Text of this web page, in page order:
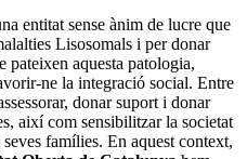
entitat sense ànim de lucre que
Lisosomals i per donar
pateixen aquesta patologia,
ne la integració social. Entre
donar suport i donar
així com sensibilitzar la societat
famílies. En aquest context,